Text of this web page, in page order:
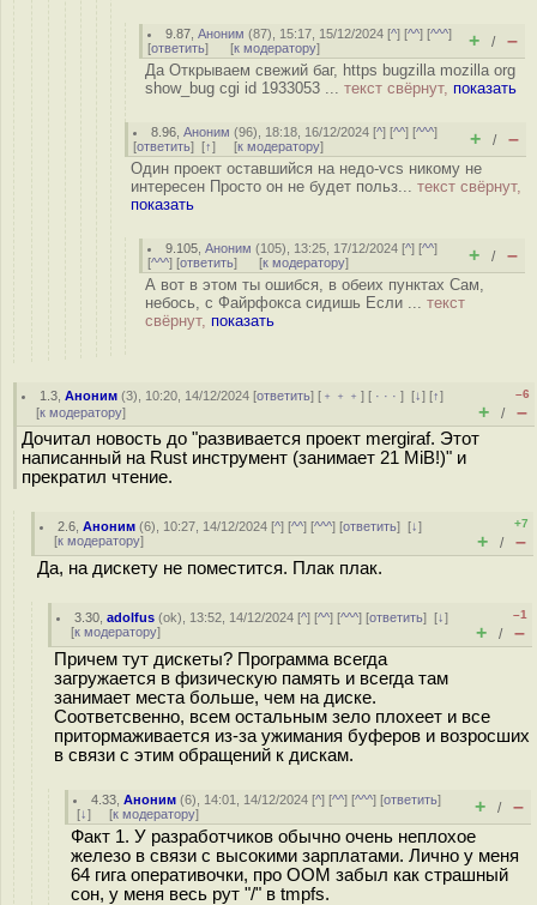
9.87 ,Аноним (87), 15:17, 15/12/2024 [^] [^^] [^^^]
[ответить] [к модератору] + / –
Да Открываем свежий баг, https bugzilla mozilla org
show_bug cgi id 1933053 ... текст свёрнут, показать
8.96 ,Аноним (96), 18:18, 16/12/2024 [^] [^^] [^^^]
[ответить] [↑] [к модератору] + / –
Один проект оставшийся на недо-vcs никому не
интересен Просто он не будет польз... текст свёрнут,
показать
9.105 ,Аноним (105), 13:25, 17/12/2024 [^] [^^]
[^^^] [ответить] [к модератору] + / –
А вот в этом ты ошибся, в обеих пунктах Сам,
небось, с Файрфокса сидишь Если ... текст
свёрнут, показать
1.3 ,Аноним (3), 10:20, 14/12/2024 [ответить] [ ﹢﹢﹢] [ · · ·][↓] [↑]
[к модератору]
–6
+ / –
Дочитал новость до "развивается проект mergiraf. Этот
написанный на Rust инструмент (занимает 21 MiB!)" и
прекратил чтение.
2.6 ,Аноним (6), 10:27, 14/12/2024 [^] [^^] [^^^] [ответить][↓]
[к модератору]
+7
+ / –
Да, на дискету не поместится. Плак плак.
3.30 ,adolfus (ok), 13:52, 14/12/2024 [^] [^^] [^^^] [ответить][↓]
[к модератору]
–1
+ / –
Причем тут дискеты? Программа всегда
загружается в физическую память и всегда там
занимает места больше, чем на диске.
Соответсвенно, всем остальным зело плохеет и все
притормаживается из-за ужимания буферов и возросших
в связи с этим обращений к дискам.
4.33 ,Аноним (6), 14:01, 14/12/2024 [^] [^^] [^^^] [ответить]
[↓] [к модератору] + / –
Факт 1. У разработчиков обычно очень неплохое
железо в связи с высокими зарплатами. Лично у меня
64 гига оперативочки, про OOM забыл как страшный
сон, у меня весь рут "/" в tmpfs.